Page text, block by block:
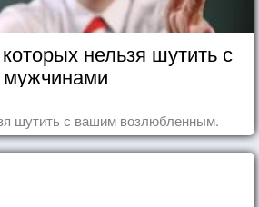
нельзя шутить с
мужчинами
шутить с вашим возлюбленным.